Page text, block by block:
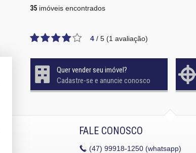
35imóveis encontrados
4/ 5(1 avaliação)
Quer vender seu imóvel?
Cadastre-se e anuncie conosco
FALE CONOSCO
(47) 99918-1250 (whatsapp)